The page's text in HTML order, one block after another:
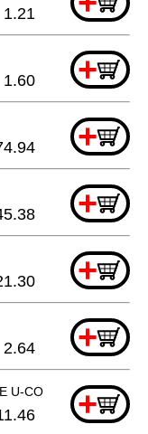
1.21
+
1.60
+
+
+
+
2.64
U-CONTACTO
+